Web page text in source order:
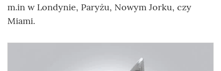
m.in w Londynie, Paryżu, Nowym Jorku, czy
Miami.